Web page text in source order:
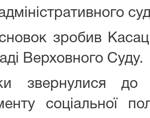
зробив
Верховного Суду.
звернулися
соціальної